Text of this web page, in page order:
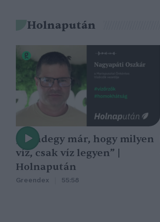
Holnapután
„Mindegy már, hogy milyen
víz, csak víz legyen” |
Holnapután
Greendex 55:58